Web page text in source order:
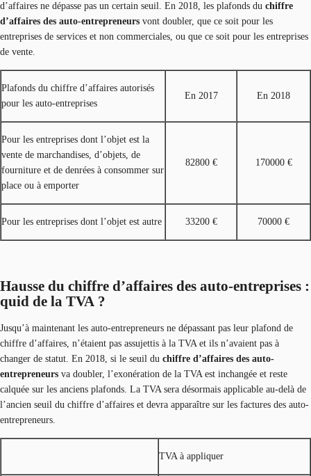
d’affaires ne dépasse pas un certain seuil. En 2018, les plafonds du chiffre
d’affaires des auto-entrepreneurs vont doubler, que ce soit pour les
entreprises de services et non commerciales, ou que ce soit pour les entreprises
de vente.
Plafonds du chiffre d’affaires autorisés
pour les auto-entreprises
En 2017 En 2018
Pour les entreprises dont l’objet est la
vente de marchandises, d’objets, de
fourniture et de denrées à consommer sur
place ou à emporter
82800 € 170000 €
Pour les entreprises dont l’objet est autre 33200 € 70000 €
Hausse du chiffre d’affaires des auto-entreprises :
quid de la TVA ?
Jusqu’à maintenant les auto-entrepreneurs ne dépassant pas leur plafond de
chiffre d’affaires, n’étaient pas assujettis à la TVA et ils n’avaient pas à
changer de statut. En 2018, si le seuil du chiffre d’affaires des auto-
entrepreneurs va doubler, l’exonération de la TVA est inchangée et reste
calquée sur les anciens plafonds. La TVA sera désormais applicable au-delà de
l’ancien seuil du chiffre d’affaires et devra apparaître sur les factures des auto-
entrepreneurs.
TVA à appliquer